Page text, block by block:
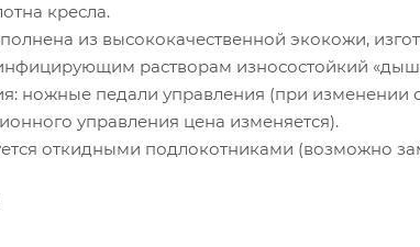
кресла.
из высококачественной экокожи,
растворам износостойкий
ножные педали управления (при изменении
управления цена изменяется).
откидными подлокотниками (возможно